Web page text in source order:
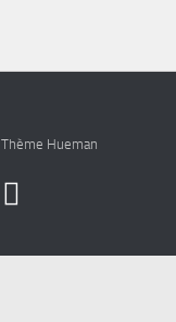
Thème Hueman